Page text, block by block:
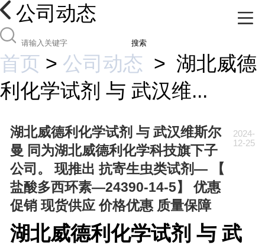
公司动态
搜索
首页 > 公司动态 > 湖北威德
利化学试剂 与 武汉维...
湖北威德利化学试剂 与 武汉维斯尔
曼 同为湖北威德利化学科技旗下子
公司。 现推出 抗寄生虫类试剂— 【
盐酸多西环素—24390-14-5】 优惠
促销 现货供应 价格优惠 质量保障
2024-
12-25
湖北威德利化学试剂 与 武